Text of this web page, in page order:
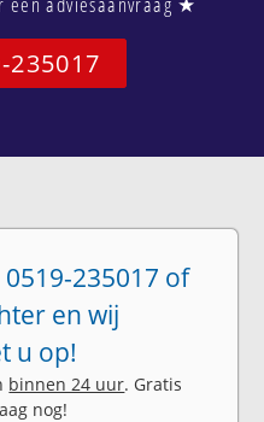
235017
235017 of
en wij
u op!
binnen 24 uur. Gratis
nog!